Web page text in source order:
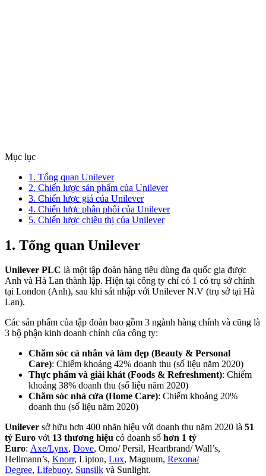
Mục lục
1. Tổng quan Unilever
2. Chiến lược sản phẩm của Unilever
3. Chiến lược giá của Unilever
4. Chiến lược phân phối của Unilever
5. Chiến lược chiêu thị của Unilever
1. Tổng quan Unilever
Unilever PLC là một tập đoàn hàng tiêu dùng đa quốc gia được
Anh và Hà Lan thành lập. Hiện tại công ty chỉ có 1 có trụ sở chính
tại London (Anh), sau khi sát nhập với Unilever N.V (trụ sở tại Hà
Lan).
Các sản phẩm của tập đoàn bao gồm 3 ngành hàng chính và cũng là
3 bộ phận kinh doanh chính của công ty:
Chăm sóc cá nhân và làm đẹp (Beauty & Personal
Care): Chiếm khoảng 42% doanh thu (số liệu năm 2020)
Thực phẩm và giải khát (Foods & Refreshment): Chiếm
khoảng 38% doanh thu (số liệu năm 2020)
Chăm sóc nhà cửa (Home Care): Chiếm khoảng 20%
doanh thu (số liệu năm 2020)
Unilever sở hữu hơn 400 nhãn hiệu với doanh thu năm 2020 là 51
tỷ Euro với 13 thương hiệu có doanh số hơn 1 tỷ
Euro: Axe/Lynx, Dove, Omo/ Persil, Heartbrand/ Wall’s,
Hellmann’s, Knorr, Lipton, Lux, Magnum, Rexona/
Degree, Lifebuoy, Sunsilk và Sunlight.